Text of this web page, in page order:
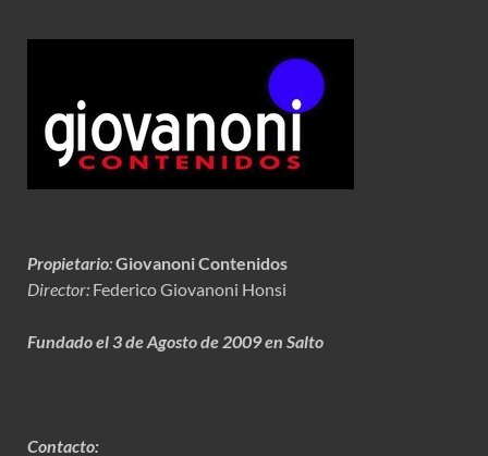
Propietario:Giovanoni Contenidos
Director: Federico Giovanoni Honsi
Fundado el 3 de Agosto de 2009 en Salto
Contacto: